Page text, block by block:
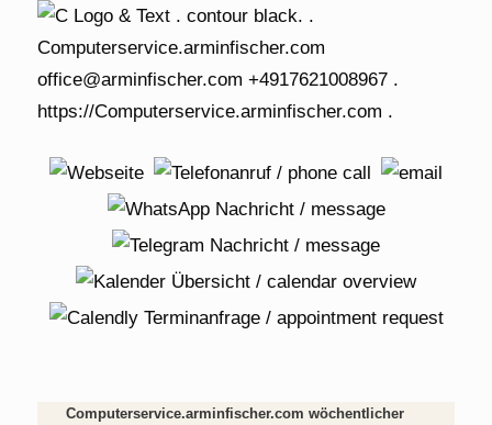
Computerservice.arminfischer.com wöchentlicher